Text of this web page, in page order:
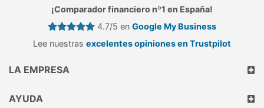
¡Comparador financiero nº1 en España!
4.7/5 en Google My Business
Lee nuestras excelentes opiniones en Trustpilot
LA EMPRESA
AYUDA